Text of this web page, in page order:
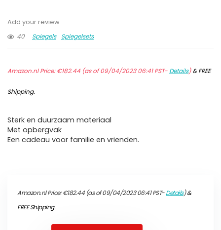
Add your review
40
Spiegels Spiegelsets
Amazon.nl Price:€182.44 (as of 09/04/2023 06:41 PST- Details)&FREE
Shipping.
Sterk en duurzaam materiaal
Met opbergvak
Een cadeau voor familie en vrienden.
Amazon.nl Price:€182.44(as of 09/04/2023 06:41 PST-Details)&
FREE Shipping.